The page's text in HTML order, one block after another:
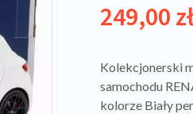
249,00
Kolekcjonerski
samochodu
kolorze Biały